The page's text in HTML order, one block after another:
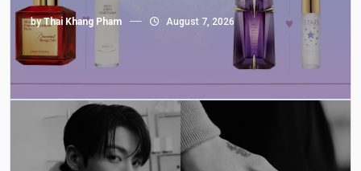
byThai Khang Pham August 7, 2026